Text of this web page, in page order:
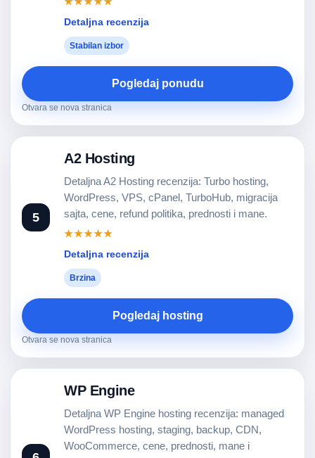
Detaljna recenzija
Stabilan izbor
Pogledaj ponudu
Otvara se nova stranica
5
A2 Hosting
Detaljna A2 Hosting recenzija: Turbo hosting,
WordPress, VPS, cPanel, TurboHub, migracija
sajta, cene, refund politika, prednosti i mane.
★★★★★
Detaljna recenzija
Brzina
Pogledaj hosting
Otvara se nova stranica
WP Engine
Detaljna WP Engine hosting recenzija: managed
WordPress hosting, staging, backup, CDN,
WooCommerce, cene, prednosti, mane i